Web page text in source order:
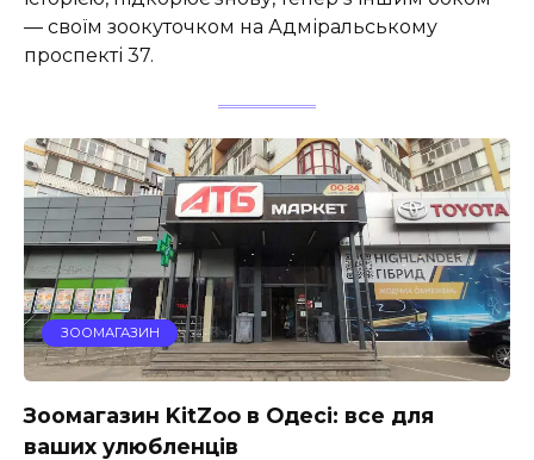
— своїм зоокуточком на Адміральському
проспекті 37.
ЗООМАГАЗИН
Зоомагазин KitZoo в Одесі: все для
ваших улюбленців